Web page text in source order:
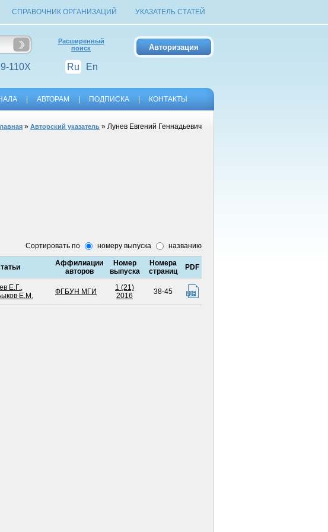
СПРАВОЧНИК ОРГАНИЗАЦИЙ УКАЗАТЕЛЬ СТАТЕЙ
110X
Расширенный
поиск
Ru En
АВТОРАМ ПОДПИСКА КОНТАКТЫ
» Авторский указатель » Лунев Евгений Геннадьевич
Сортировать по
номеру выпуска названию
Аффилиации
авторов
Номер
выпуска
Номера
страниц
PDF
Е.Г.,
Е.М. ФГБУН МГИ
1 (21)
2016
38-45